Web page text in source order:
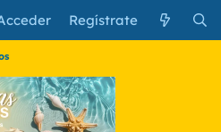
Regístrate